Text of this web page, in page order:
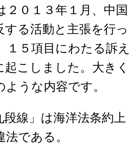
０１３年１月、中国
する活動と主張を行っ
１５項目にわたる訴え
起こしました。大きく
うな内容です。
線」は海洋法条約上
である。